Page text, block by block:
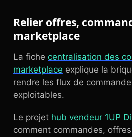
Relier offres,
marketplace
La fiche centralisation des
marketplace explique la
rendre les flux de
exploitables.
Le projet hub vendeur 1UP
comment commandes,